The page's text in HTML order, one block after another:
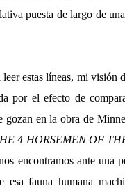
puesta de largo de
estas líneas, mi visión
por el efecto de
gozan en la obra de
4 HORSEMEN OF
encontramos ante una
esa fauna humana